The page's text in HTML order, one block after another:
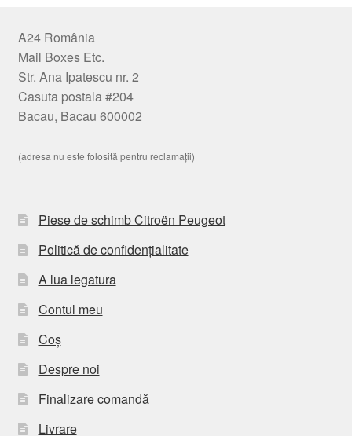
A24 România
Mail Boxes Etc.
Str. Ana Ipatescu nr. 2
Casuta postala #204
Bacau, Bacau 600002
(adresa nu este folosită pentru reclamații)
Piese de schimb Citroën Peugeot
Politică de confidențialitate
A lua legatura
Contul meu
Coș
Despre noi
Finalizare comandă
Livrare